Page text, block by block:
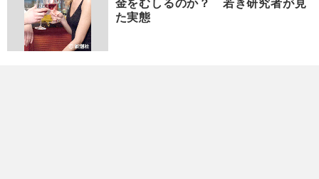
金をむしるのか？ 若き研究者が見
た実態